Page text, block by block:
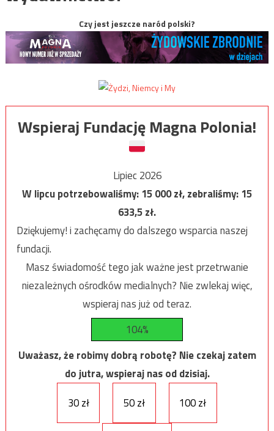
Czy jest jeszcze naród polski?
Wspieraj Fundację Magna Polonia!
Lipiec 2026
W lipcu potrzebowaliśmy:15 000zł, zebraliśmy:15
633,5zł.
Dziękujemy! i zachęcamy do dalszego wsparcia naszej
fundacji.
Masz świadomość tego jak ważne jest przetrwanie
niezależnych ośrodków medialnych? Nie zwlekaj więc,
wspieraj nas już od teraz.
104%
Uważasz, że robimy dobrą robotę? Nie czekaj zatem
do jutra, wspieraj nas od dzisiaj.
30 zł
50 zł 100 zł